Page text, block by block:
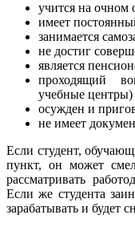
учится на очном
имеет
занимается
не достиг
является
проходящий
учебные центры)
осужден и
не имеет
Если студент,
пункт, он может
рассматривать
Если же студента
зарабатывать и будет